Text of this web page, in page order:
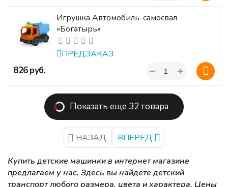
Купить детские машинки в интернет магазине
предлагаем у нас. Здесь вы найдете детский
транспорт любого размера, цвета и характера. Цены
Игрушка Автомобиль-самосвал
«Богатырь»
ПРЕДЗАКАЗ
‍826‍руб. +
−
Показать еще 32 товара
НАЗАД ВПЕРЕД